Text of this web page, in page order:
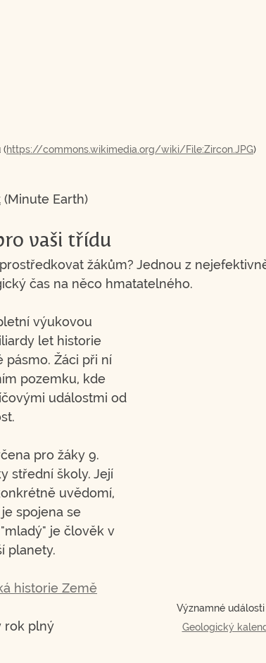
(https://commons.wikimedia.org/wiki/File:Zircon.JPG)
(Minute Earth)
vaši třídu
žákům? Jednou z
čas na něco hmatatelného.
Významné
Geologický
výukovou
let historie
pásmo. Žáci při ní
pozemku, kde
událostmi od
pro žáky 9.
střední školy. Její
uvědomí,
spojena se
je člověk v
planety.
historie Země
rok plný